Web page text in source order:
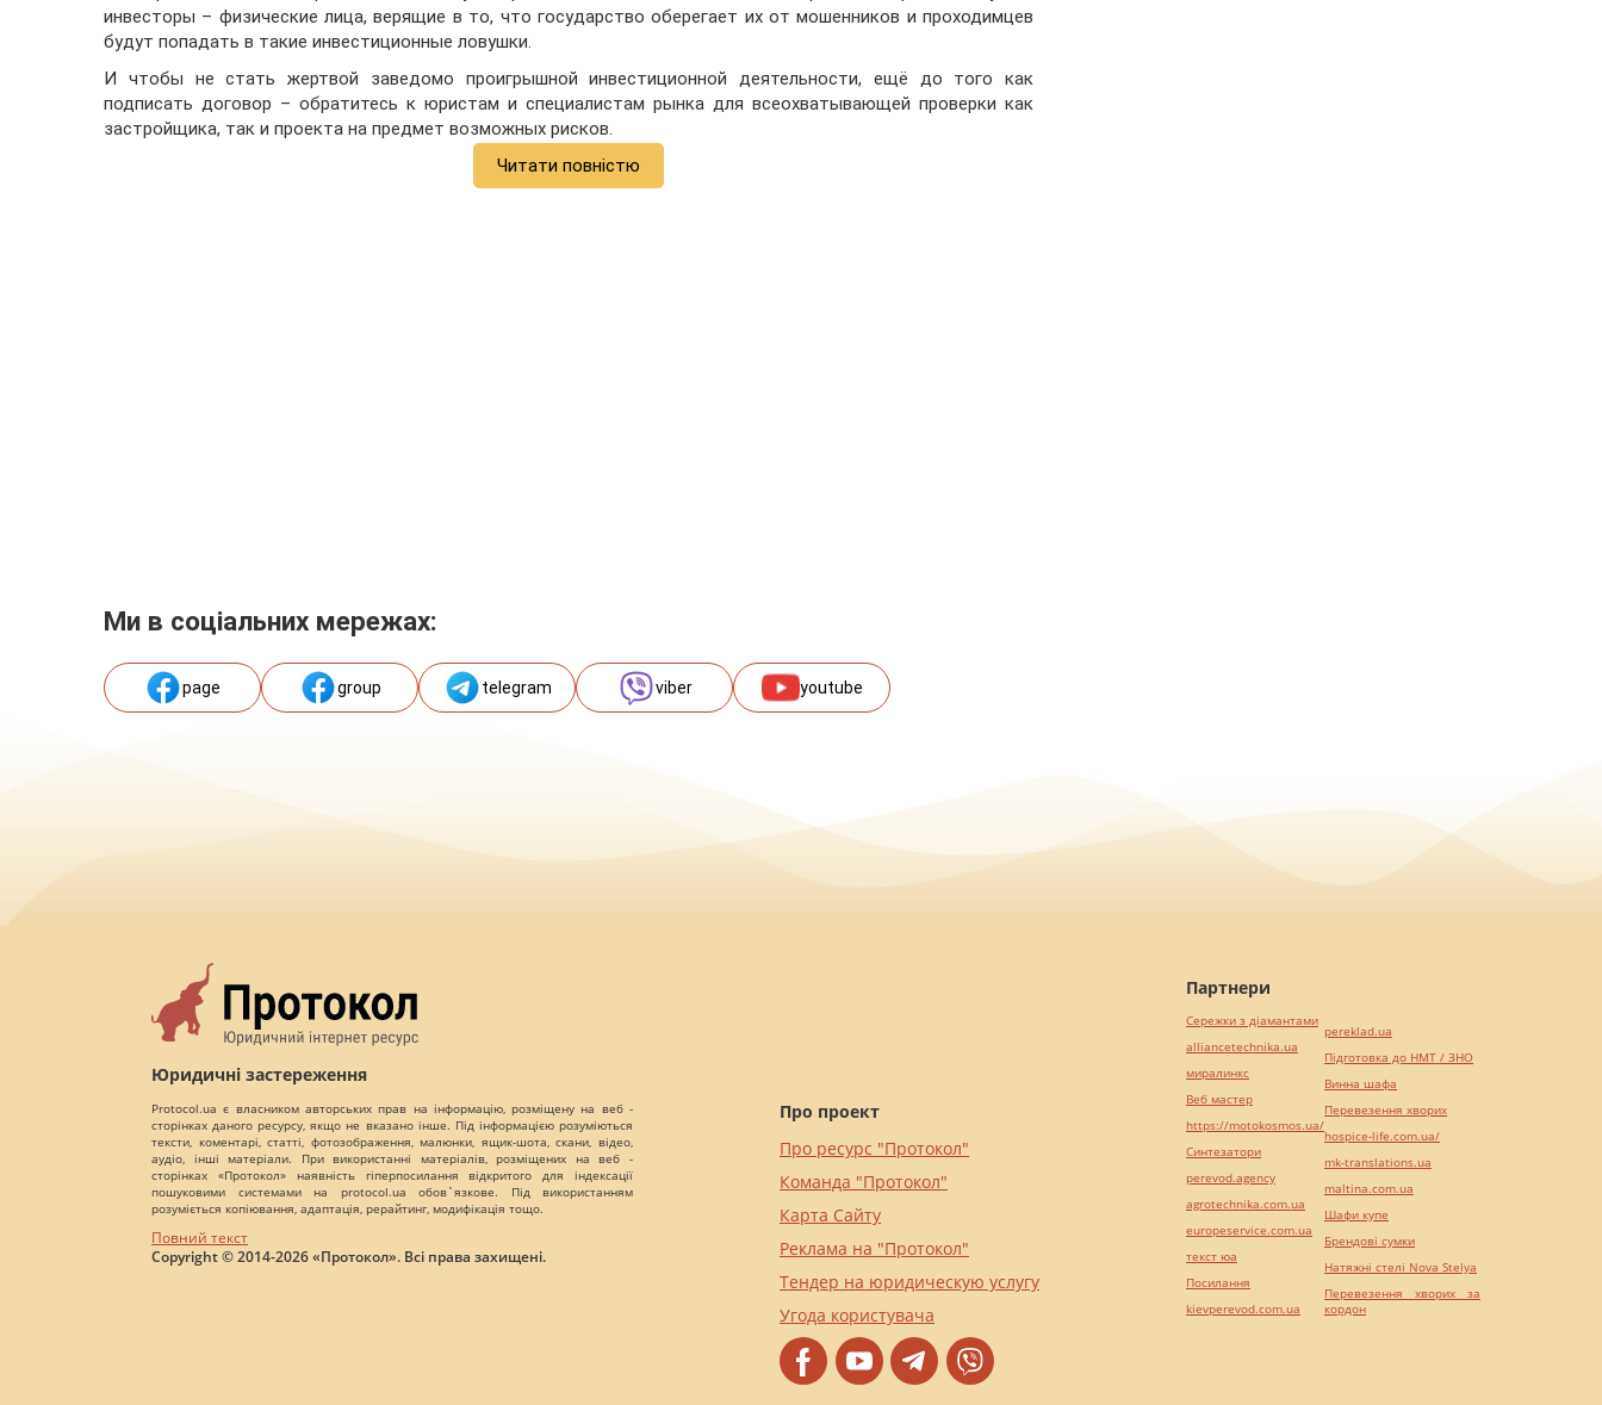
инвесторы – физические лица, верящие в то, что государство оберегает их от мошенников и проходимцев
будут попадать в такие инвестиционные ловушки.
И чтобы не стать жертвой заведомо проигрышной инвестиционной деятельности, ещё до того как
подписать договор – обратитесь к юристам и специалистам рынка для всеохватывающей проверки как
застройщика, так и проекта на предмет возможных рисков.
Читати повністю
Ми в соціальних мережах:
page group telegram viber youtube
Юридичні застереження
Protocol.ua є власником авторських прав на інформацію, розміщену на веб -
сторінках даного ресурсу, якщо не вказано інше. Під інформацією розуміються
тексти, коментарі, статті, фотозображення, малюнки, ящик-шота, скани, відео,
аудіо, інші матеріали. При використанні матеріалів, розміщених на веб -
сторінках «Протокол» наявність гіперпосилання відкритого для індексації
пошуковими системами на protocol.ua обов`язкове. Під використанням
розуміється копіювання, адаптація, рерайтинг, модифікація тощо.
Повний текст
Copyright © 2014-2026 «Протокол». Всі права захищені.
Про проект
Про ресурс "Протокол"
Команда "Протокол"
Карта Сайту
Реклама на "Протокол"
Тендер на юридическую услугу
Угода користувача
Партнери
Сережки з діамантами
alliancetechnika.ua
миралинкс
Веб мастер
https://motokosmos.ua/
Синтезатори
perevod.agency
agrotechnika.com.ua
europeservice.com.ua
текст юа
Посилання
kievperevod.com.ua
pereklad.ua
Підготовка до НМТ / ЗНО
Винна шафа
Перевезення хворих
hospice-life.com.ua/
mk-translations.ua
maltina.com.ua
Шафи купе
Брендові сумки
Натяжні стелі Nova Stelya
Перевезення хворих за
кордон